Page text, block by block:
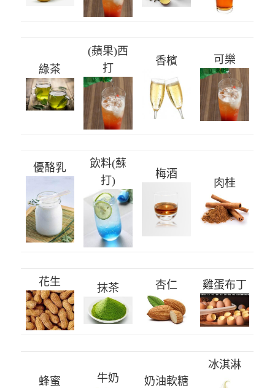
綠茶
(蘋果)西
打
香檳 可樂
優酪乳
飲料(蘇
打)
梅酒
肉桂
花生 抹茶 杏仁 雞蛋布丁
蜂蜜 牛奶 奶油軟糖
冰淇淋